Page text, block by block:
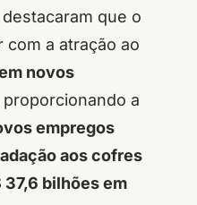
que o
a atração ao
novos
proporcionando a
empregos
aos cofres
37,6 bilhões em